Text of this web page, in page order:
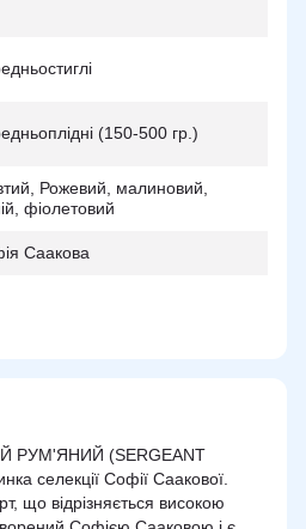
(150-500 гр.)
Рожевий, малиновий,
фіолетовий
Саакова
(SERGEANT
селекції Софії Саакової.
що відрізняється високою